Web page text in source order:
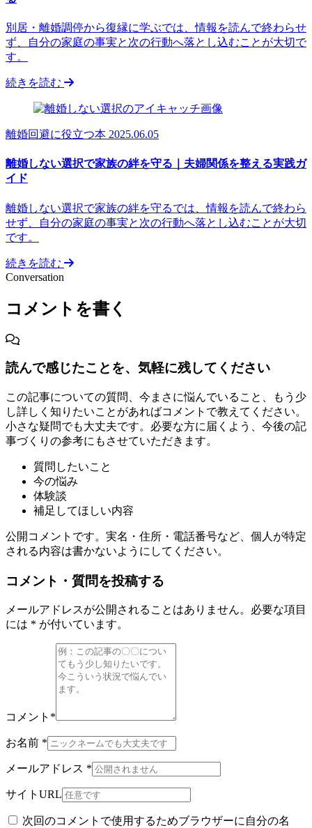
別居・離婚調停から復縁に学ぶでは、情報を読んで終わらせ
ず、自分の家庭の事実と次の行動へ落とし込むことが大切で
す。
続きを読む
離婚回避に役立つ本 2025.06.05
離婚しない選択で家族の絆を守る｜夫婦関係を整える実践ガ
イド
離婚しない選択で家族の絆を守るでは、情報を読んで終わら
せず、自分の家庭の事実と次の行動へ落とし込むことが大切
です。
続きを読む
Conversation
コメントを書く
読んで感じたことを、気軽に残してください
この記事についての質問、今まさに悩んでいること、もう少
し詳しく知りたいことがあればコメントで教えてください。
小さな疑問でも大丈夫です。必要な方に届くよう、今後の記
事づくりの参考にもさせていただきます。
質問したいこと
今の悩み
体験談
補足してほしい内容
公開コメントです。実名・住所・電話番号など、個人が特定
される内容は書かないようにしてください。
コメント・質問を投稿する
メールアドレスが公開されることはありません。必要な項目
には * が付いています。
コメント *
お名前 *
メールアドレス *
サイトURL
次回のコメントで使用するためブラウザーに自分の名